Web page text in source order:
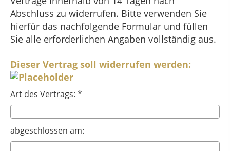
Abschluss zu widerrufen. Bitte verwenden Sie
hierfür das nachfolgende Formular und füllen
Sie alle erforderlichen Angaben vollständig aus.
Dieser Vertrag soll widerrufen werden:
Art des Vertrags: *
abgeschlossen am: